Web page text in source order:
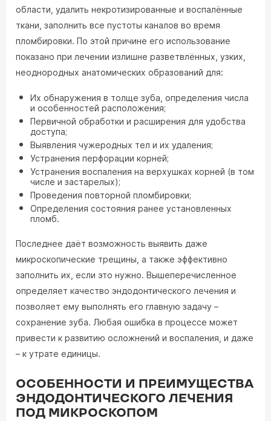
области, удалить некротизированные и воспалённые
ткани, заполнить все пустоты каналов во время
пломбировки. По этой причине его использование
показано при лечении излишне разветвлённых, узких,
неоднородных анатомических образований для:
Их обнаружения в толще зуба, определения числа
и особенностей расположения;
Первичной обработки и расширения для удобства
доступа;
Выявления чужеродных тел и их удаления;
Устранения перфорации корней;
Устранения воспаления на верхушках корней (в том
числе и застарелых);
Проведения повторной пломбировки;
Определения состояния ранее установленных
пломб.
Последнее даёт возможность выявить даже
микроскопические трещины, а также эффективно
заполнить их, если это нужно. Вышеперечисленное
определяет качество эндодонтического лечения и
позволяет ему выполнять его главную задачу –
сохранение зуба. Любая ошибка в процессе может
привести к развитию осложнений и воспаления, и даже
– к утрате единицы.
ОСОБЕННОСТИ И ПРЕИМУЩЕСТВА
ЭНДОДОНТИЧЕСКОГО ЛЕЧЕНИЯ
ПОД МИКРОСКОПОМ